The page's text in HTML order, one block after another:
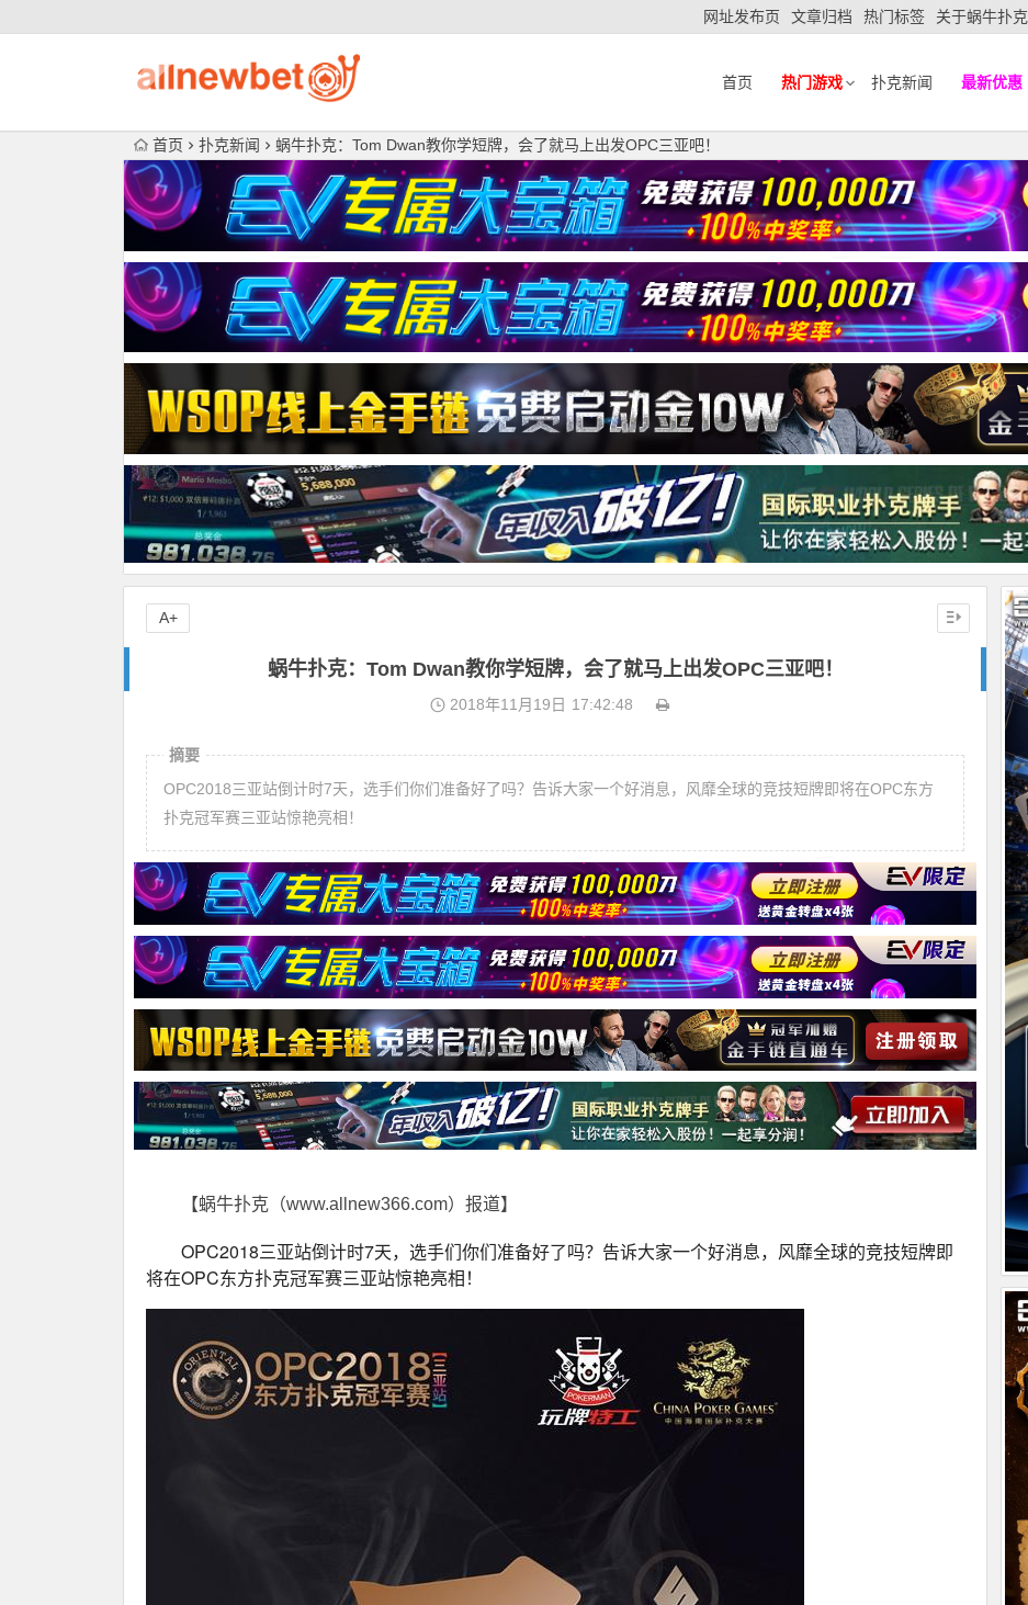
网址发布页 文章归档 热门标签 关于蜗牛扑克
首页 热门游戏 扑克新闻 最新优惠
首页 扑克新闻 蜗牛扑克：Tom Dwan教你学短牌，会了就马上出发OPC三亚吧！
蜗牛扑克：Tom Dwan教你学短牌，会了就马上出发OPC三亚吧！
2018年11月19日 17:42:48
摘要
OPC2018三亚站倒计时7天，选手们你们准备好了吗？告诉大家一个好消息，风靡全球的竞技短牌即将在OPC东方
扑克冠军赛三亚站惊艳亮相！
【蜗牛扑克（www.allnew366.com）报道】
OPC2018三亚站倒计时7天，选手们你们准备好了吗？告诉大家一个好消息，风靡全球的竞技短牌即
将在OPC东方扑克冠军赛三亚站惊艳亮相！
A+